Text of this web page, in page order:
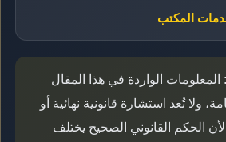
المكتب
المعلومات الواردة في هذا المقال
ولا تُعد استشارة قانونية نهائية أو
الحكم القانوني الصحيح يختلف